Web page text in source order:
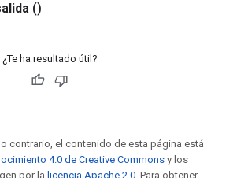
()
¿Te ha resultado útil?
contrario, el contenido de esta página está
4.0 de Creative Commons y los
por la licencia Apache 2.0 . Para obtener